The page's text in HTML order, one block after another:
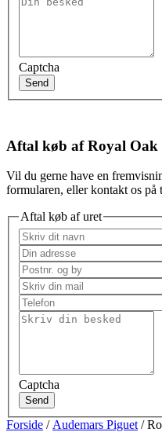
Captcha
Send
Aftal køb af Royal Oak
Vil du gerne have en
formularen, eller kontakt os
Aftal køb af uret
Captcha
Send
Forside / Audemars Piguet /